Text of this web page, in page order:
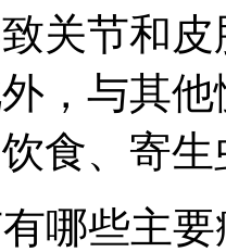
关节和
，与其
食、寄
哪些主